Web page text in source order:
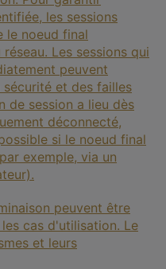
les sessions
le noeud final
Les sessions qui
peuvent
et des failles
de session a lieu dès
déconnecté,
si le noeud final
exemple, via un
peuvent être
cas d'utilisation. Le
et leurs